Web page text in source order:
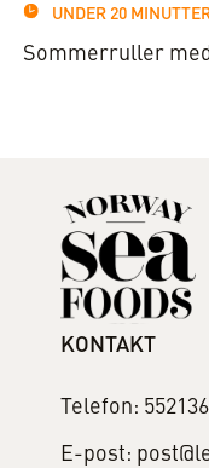
UNDER 20
Sommerruller
KONTAKT
Telefon:
E-post: